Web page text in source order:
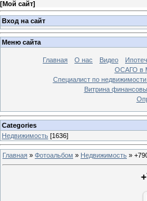
[Мой сайт]
Вход на сайт
Меню сайта
Главная О нас Видео
ОСАГО в
Специалист по
Витрина
Categories
Недвижимость [1636]
Главная » Фотоальбом » Недвижимость »